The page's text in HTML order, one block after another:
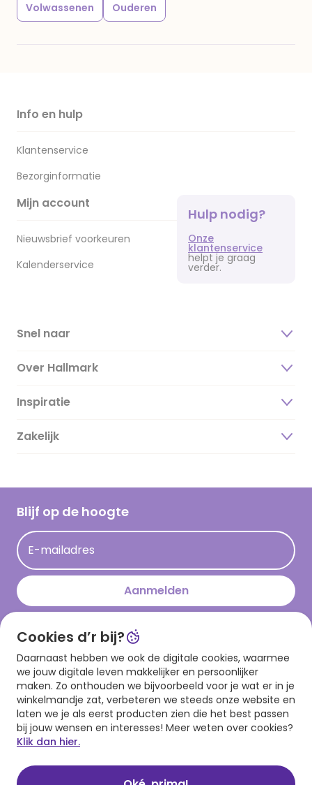
Volwassenen
Ouderen
Info en hulp
Klantenservice
Bezorginformatie
Mijn account
Nieuwsbrief voorkeuren
Kalenderservice
Hulp nodig?
Onze
klantenservice
helpt je graag
verder.
Snel naar
Over Hallmark
Over ons
Duurzaamheid
Hallmark Kaartclub
Acties
Persberichten
Inspiratie
Magazine
Cadeau inspiratie
Op kamp gedichten en versjes
Leuke en grappige op kamp teksten
kamppost inspiratie
Zakelijk
Blijf op de hoogte
E-mailadres
Aanmelden
Download onze app
Cookies d’r bij?
Daarnaast hebben we ook de digitale cookies, waarmee
we jouw digitale leven makkelijker en persoonlijker
maken. Zo onthouden we bijvoorbeeld voor je wat er in je
winkelmandje zat, verbeteren we steeds onze website en
laten we je als eerst producten zien die het best passen
bij jouw wensen en interesses! Meer weten over cookies?
Klik dan hier.